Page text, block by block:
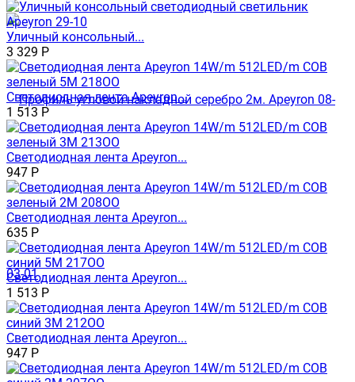
Уличный консольный...
3 329 Р
Светодиодная лента Apeyron...
1 513 Р
Светодиодная лента Apeyron...
947 Р
Светодиодная лента Apeyron...
635 Р
Светодиодная лента Apeyron...
1 513 Р
Светодиодная лента Apeyron...
947 Р